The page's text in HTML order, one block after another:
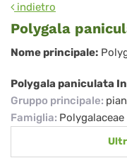
indietro
Polygala
Polygala
paniculata
Nome principale:
Polygala paniculata
Gruppo principale:
Famiglia: